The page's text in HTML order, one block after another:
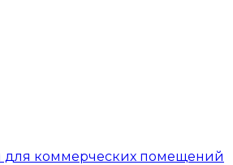
для коммерческих помещений